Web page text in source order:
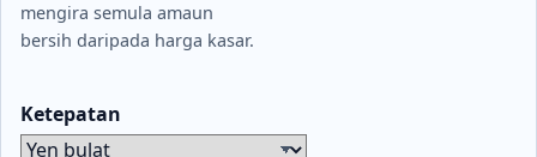
mengira semula amaun
bersih daripada harga kasar.
Ketepatan